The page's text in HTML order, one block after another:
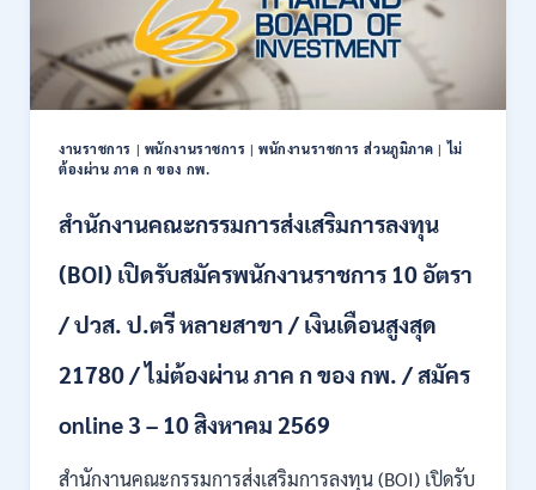
เพื่อ
เป็น
พนักงาน
11
อัตรา
ป.ตรี
ทุก
และ
ขึ้น
/
ต้อง
ภาค
งานราชการ | พนักงานราชการ |พนักงานราชการ ส่วนภูมิภาค |ไม่
ต้องผ่าน ภาค ก ของ กพ.
สำนักงานคณะกรรมการส่งเสริมการลงทุน
(BOI) เปิดรับสมัครพนักงานราชการ 10 อัตรา
/ ปวส. ป.ตรี หลายสาขา / เงินเดือนสูงสุด
21780 / ไม่ต้องผ่าน ภาค ก ของ กพ. / สมัคร
online 3 – 10 สิงหาคม 2569
สำนักงานคณะกรรมการส่งเสริมการลงทุน (BOI) เปิดรับ